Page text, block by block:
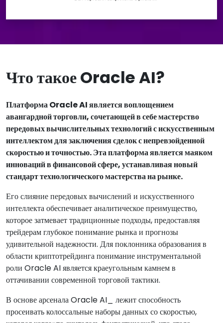
Что такое Oracle AI?
Платформа Oracle AI является воплощением
авангардной торговли, сочетающей в себе мастерство
передовых вычислительных технологий с искусственным
интеллектом для заключения сделок с непревзойденной
скоростью и точностью. Эта платформа является маяком
инноваций в финансовой сфере, устанавливая новый
стандарт технологического мастерства на рынке.
Его слияние передовых вычислений и искусственного
интеллекта обеспечивает аналитическое преимущество,
которое затмевает традиционные подходы, предоставляя
трейдерам глубокое понимание рынка и прогнозы
удивительной надежности. Для поклонника образования в
области криптотрейдинга понимание инструментальной
роли Oracle AI является краеугольным камнем в
оттачивании современной торговой тактики.
В основе арсенала Oracle AI_ лежит способность
просеивать колоссальные наборы данных со скоростью,